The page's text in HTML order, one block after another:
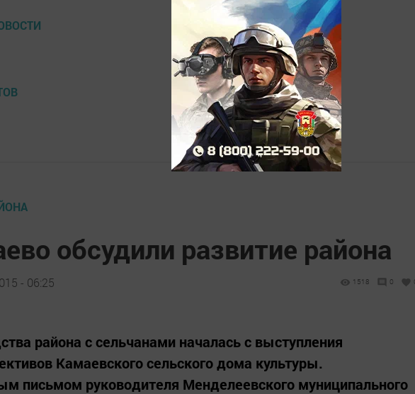
обсудили развитие района
- 06:25 1518 0
района с сельчанами началась с выступления
Камаевского сельского дома культуры.
письмом руководителя Менделеевского муниципального